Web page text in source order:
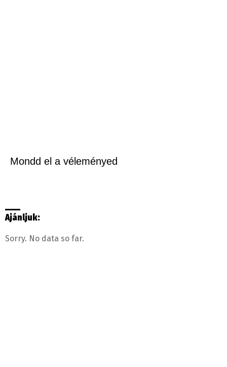
Mondd el a véleményed
Ajánljuk:
Sorry. No data so far.